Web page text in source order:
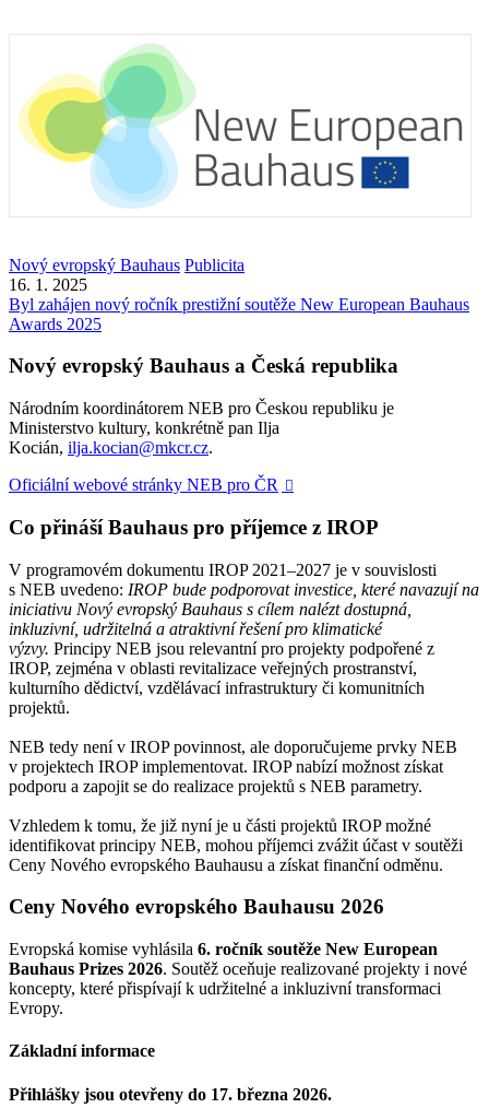
Nový evropský Bauhaus Publicita
16. 1. 2025
Byl zahájen nový ročník prestižní soutěže New European Bauhaus
Awards 2025
Nový evropský Bauhaus a Česká republika
Národním koordinátorem NEB pro Českou republiku je
Ministerstvo kultury, konkrétně pan Ilja
Kocián, ilja.kocian@mkcr.cz.
Oficiální webové stránky NEB pro ČR

Co přináší Bauhaus pro příjemce z IROP
V programovém dokumentu IROP 2021–2027 je v souvislosti
s NEB uvedeno: IROP bude podporovat investice, které navazují na
iniciativu Nový evropský Bauhaus s cílem nalézt dostupná,
inkluzivní, udržitelná a atraktivní řešení pro klimatické
výzvy. Principy NEB jsou relevantní pro projekty podpořené z
IROP, zejména v oblasti revitalizace veřejných prostranství,
kulturního dědictví, vzdělávací infrastruktury či komunitních
projektů.
NEB tedy není v IROP povinnost, ale doporučujeme prvky NEB
v projektech IROP implementovat. IROP nabízí možnost získat
podporu a zapojit se do realizace projektů s NEB parametry.
Vzhledem k tomu, že již nyní je u části projektů IROP možné
identifikovat principy NEB, mohou příjemci zvážit účast v soutěži
Ceny Nového evropského Bauhausu a získat finanční odměnu.
Ceny Nového evropského Bauhausu 2026
Evropská komise vyhlásila 6. ročník soutěže New European
Bauhaus Prizes 2026. Soutěž oceňuje realizované projekty i nové
koncepty, které přispívají k udržitelné a inkluzivní transformaci
Evropy.
Základní informace
Přihlášky jsou otevřeny do 17. března 2026.